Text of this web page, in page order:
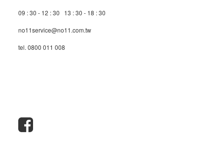
09 : 30 - 12 : 30 13 : 30 - 18 : 30
no11service@no11.com.tw
tel. 0800 011 008